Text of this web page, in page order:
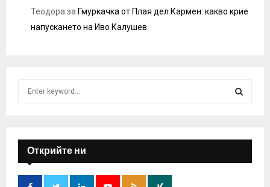
Теодора за Гмуркачка от Плая дел Кармен: какво крие
напускането на Иво Калушев
f
o
E
A
Открийте ни